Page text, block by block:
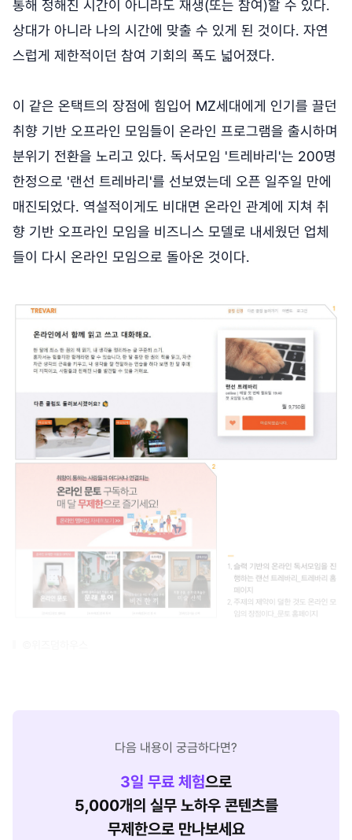
통해 정해진 시간이 아니라도 재생(또는 참여)할 수 있다.
상대가 아니라 나의 시간에 맞출 수 있게 된 것이다. 자연
스럽게 제한적이던 참여 기회의 폭도 넓어졌다.
이 같은 온택트의 장점에 힘입어 MZ세대에게 인기를 끌던
취향 기반 오프라인 모임들이 온라인 프로그램을 출시하며
분위기 전환을 노리고 있다. 독서모임 '트레바리'는 200명
한정으로 '랜선 트레바리'를 선보였는데 오픈 일주일 만에
매진되었다. 역설적이게도 비대면 온라인 관계에 지쳐 취
향 기반 오프라인 모임을 비즈니스 모델로 내세웠던 업체
들이 다시 온라인 모임으로 돌아온 것이다.
다음 내용이 궁금하다면?
3일 무료 체험으로
5,000개의 실무 노하우 콘텐츠를
무제한으로 만나보세요